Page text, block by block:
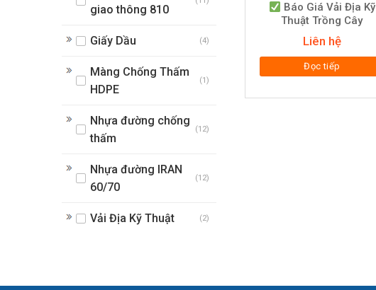
giao thông 810
Giấy Dầu (4)
Màng Chống Thấm
HDPE
(1)
Nhựa đường chống
thấm
(12)
Nhựa đường IRAN
60/70
(12)
Vải Địa Kỹ Thuật (2)
Báo Giá Vải Địa Kỹ
Thuật Trồng Cây
Liên hệ
Đọc tiếp